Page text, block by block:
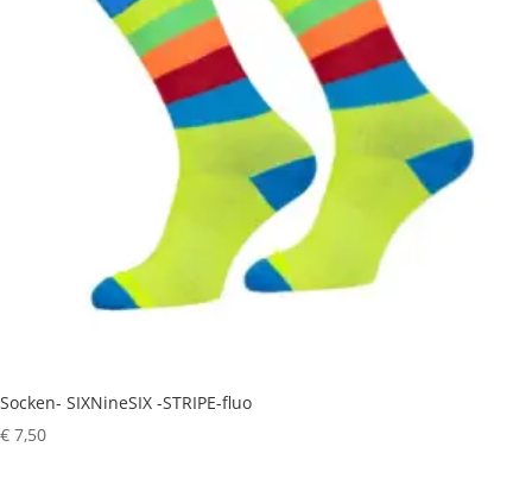
Socken- SIXNineSIX -STRIPE-fluo
€ 7,50